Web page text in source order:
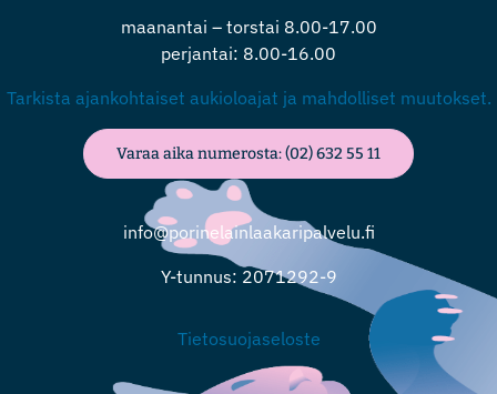
maanantai – torstai 8.00-17.00
perjantai: 8.00-16.00
Tarkista ajankohtaiset aukioloajat ja mahdolliset muutokset.
Varaa aika numerosta: (02) 632 55 11
info@porinelainlaakaripalvelu.fi
Y-tunnus: 2071292-9
Tietosuojaseloste